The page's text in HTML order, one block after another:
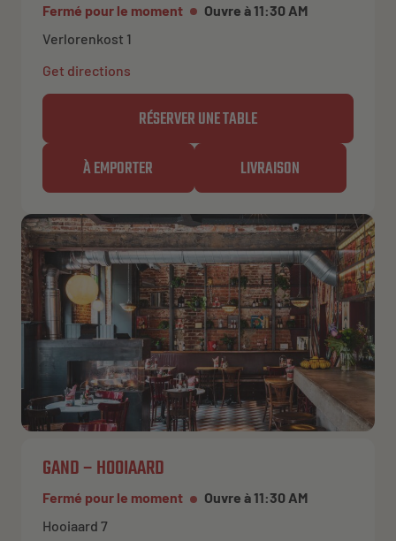
Fermé pour le moment
Ouvre à 11:30 AM
Verlorenkost 1
Get directions
RÉSERVER UNE TABLE
À EMPORTER
LIVRAISON
GAND – HOOIAARD
Fermé pour le moment
Ouvre à 11:30 AM
Hooiaard 7